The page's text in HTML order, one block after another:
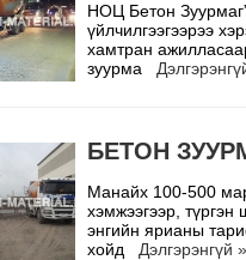
НОЦ Бетон
үйлчилгээгээрээ
хамтран
зуурма
БЕТОН
Манайх 100-500
хэмжээгээр,
энгийн ярианы
хойд Дэлгэрэнгүй »